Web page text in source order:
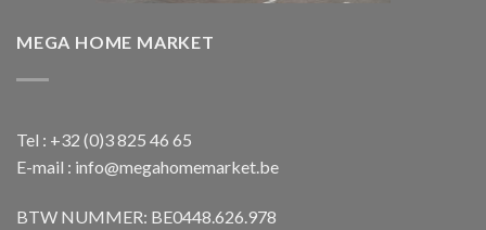
MEGA HOME MARKET
Tel : +32 (0)3 825 46 65
E-mail : info@megahomemarket.be
BTW NUMMER: BE0448.626.978